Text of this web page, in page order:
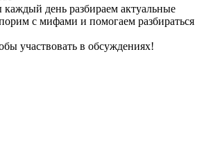
день разбираем актуальные
с мифами и помогаем разбираться
участвовать в обсуждениях!